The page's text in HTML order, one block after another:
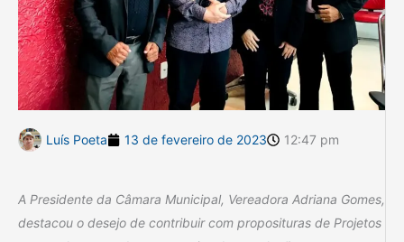
Luís Poeta 13 de fevereiro de 2023 12:47 pm
A Presidente da Câmara Municipal, Vereadora Adriana Gomes,
destacou o desejo de contribuir com proposituras de Projetos